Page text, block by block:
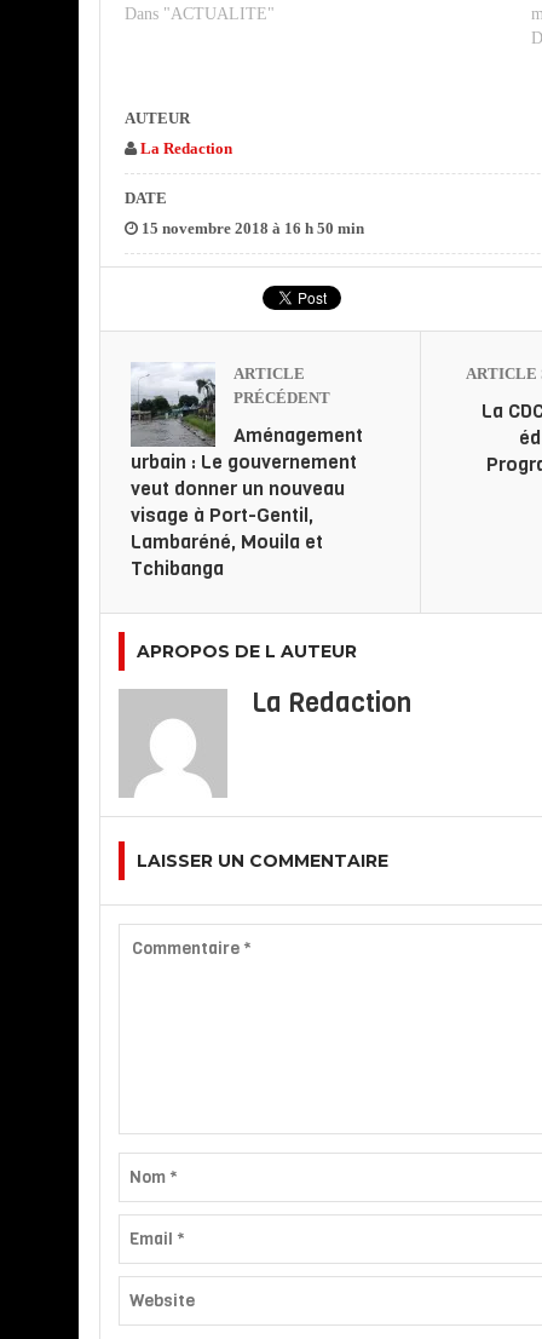
Dans "ACTUALITE"
AUTEUR
La Redaction
DATE
15 novembre 2018 à 16 h 50 min
ARTICLE
PRÉCÉDENT
Aménagement
urbain : Le gouvernement
veut donner un nouveau
visage à Port-Gentil,
Lambaréné, Mouila et
Tchibanga
ARTICLE
La
APROPOS DE L AUTEUR
La Redaction
LAISSER UN COMMENTAIRE